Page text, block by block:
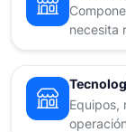
necesita
Equipos,
operación